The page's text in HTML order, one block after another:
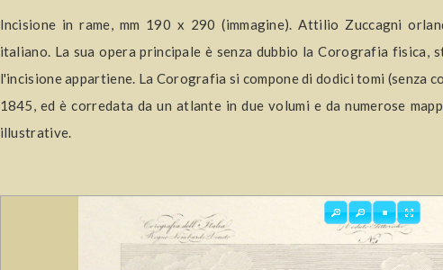
Incisione in rame, mm 190 x 290 (immagine). Attilio Zuccagni
italiano. La sua opera principale è senza dubbio la Corografia
l'incisione appartiene. La Corografia si compone di dodici tomi (senza
1845, ed è corredata da un atlante in due volumi e da numerose
illustrative.